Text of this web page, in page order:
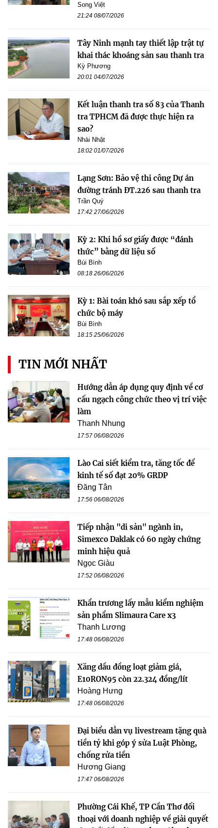
Song Việt
21:24 08/07/2026
Tây Ninh mạnh tay thiết lập trật tự
khai thác khoáng sản sau thanh tra
Kỳ Phương
20:01 04/07/2026
Kết luận thanh tra số 83 của Thanh
tra TPHCM đã được thực hiện ra
sao?
Nhài Nhật
18:02 01/07/2026
Lạng Sơn: Bảo vệ thi công Dự án
đường tránh ĐT.226 sau thanh tra
Trần Quý
17:42 27/06/2026
Kỳ 2: Khi hồ sơ giấy được “đánh
thức” bằng dữ liệu số
Bùi Bình
08:18 26/06/2026
Kỳ 1: Bài toán khó sau sắp xếp tổ
chức bộ máy
Bùi Bình
18:15 25/06/2026
TIN MỚI NHẤT
Hướng dẫn áp dụng quy định về cơ
cấu ngạch công chức theo vị trí việc
làm
Thanh Nhung
17:57 06/08/2026
Lào Cai siết kiểm tra, tăng tốc để
kinh tế số đạt 20% GRDP
Đăng Tân
17:56 06/08/2026
Tiếp nhận "di sản" ngành in,
Simexco Daklak có 60 ngày chứng
minh hiệu quả
Ngọc Giàu
17:52 06/08/2026
Khẩn trương lấy mẫu kiểm nghiệm
sản phẩm Slimaura Care x3
Thanh Lương
17:48 06/08/2026
Xăng dầu đồng loạt giảm giá,
E10RON95 còn 22.324 đồng/lít
Hoàng Hưng
17:48 06/08/2026
Đại biểu dẫn vụ livestream tặng quà
tiền tỷ khi góp ý sửa Luật Phòng,
chống rửa tiền
Hương Giang
17:47 06/08/2026
Phường Cái Khế, TP Cần Thơ đối
thoại với doanh nghiệp về giải quyết